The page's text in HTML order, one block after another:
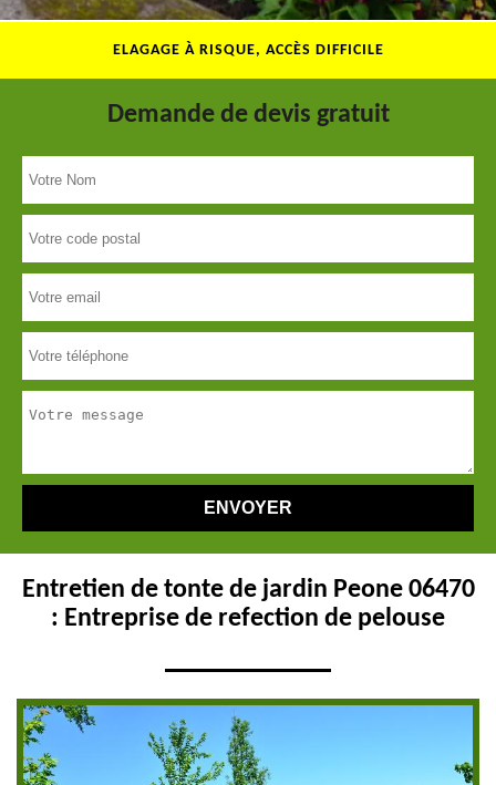
ELAGAGE À RISQUE, ACCÈS DIFFICILE
Demande de devis gratuit
Entretien de tonte de jardin Peone 06470
: Entreprise de refection de pelouse